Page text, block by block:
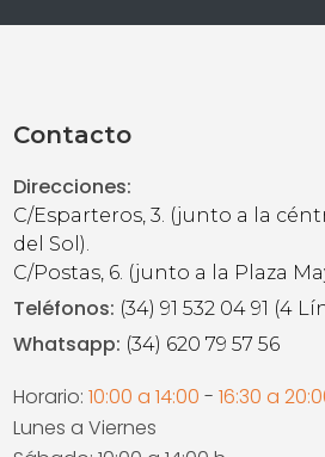
Contacto
Direcciones:
C/Esparteros, 3. (junto a la
del Sol).
C/Postas, 6. (junto a la Plaza
Teléfonos: (34) 91 532 04 91 (4
Whatsapp: (34) 620 79 57 56
Horario: 10:00 a 14:00 - 16:30 a
Lunes a Viernes